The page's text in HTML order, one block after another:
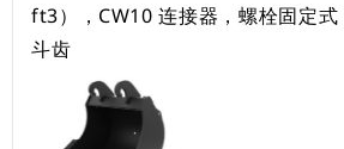
ft3），CW10 连接器，螺栓固定式
斗齿